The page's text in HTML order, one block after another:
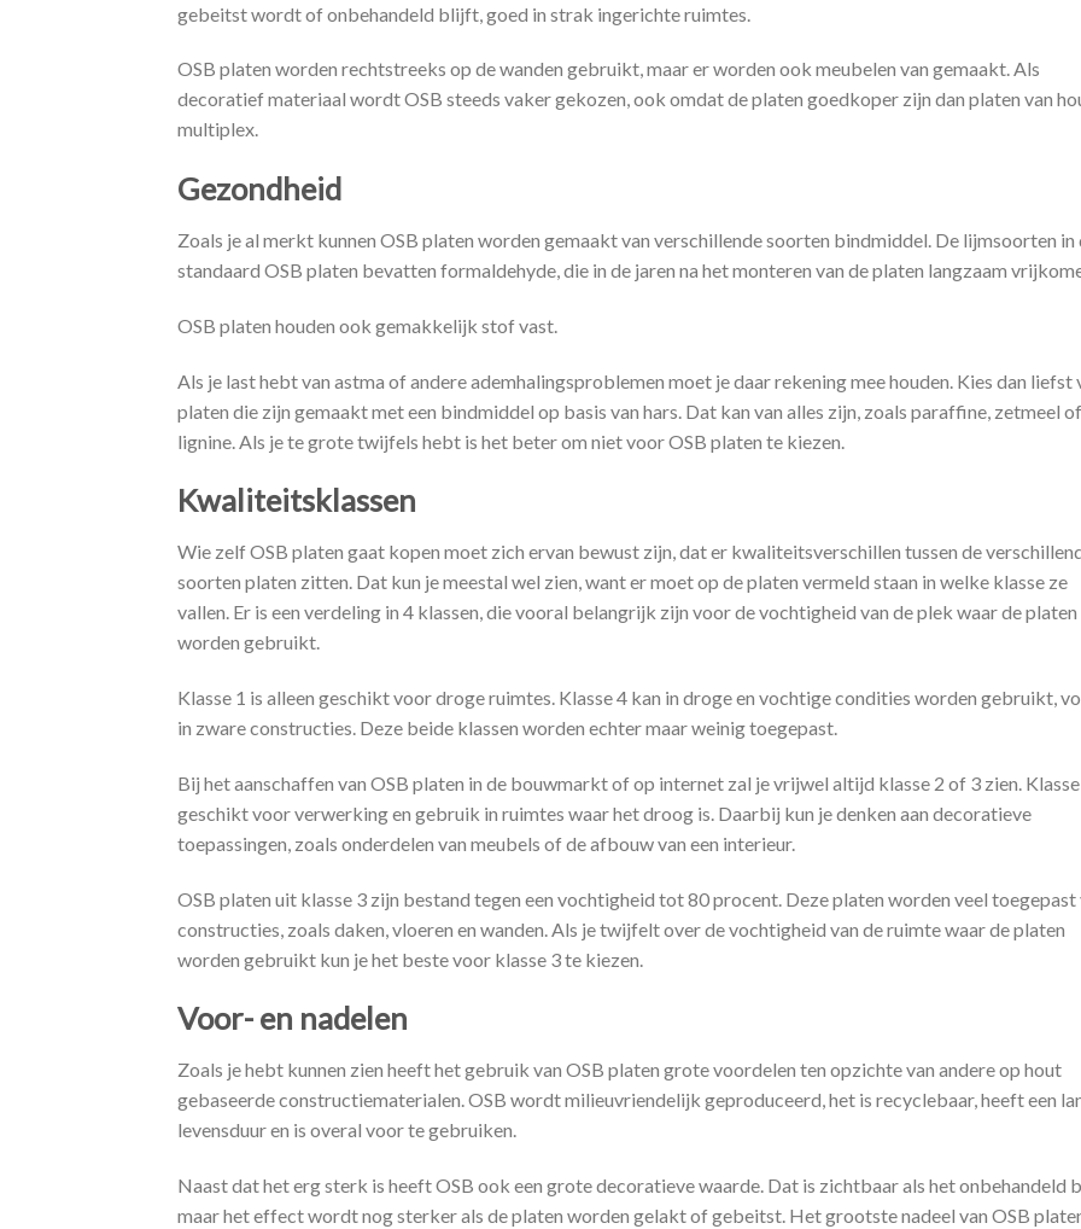
gebeitst wordt of onbehandeld blijft, goed in strak ingerichte ruimtes.
OSB platen worden rechtstreeks op de wanden gebruikt, maar er worden ook meubelen van gemaakt. Als
decoratief materiaal wordt OSB steeds vaker gekozen, ook omdat de platen goedkoper zijn dan platen van
multiplex.
Gezondheid
Zoals je al merkt kunnen OSB platen worden gemaakt van verschillende soorten bindmiddel. De lijmsoorten in
standaard OSB platen bevatten formaldehyde, die in de jaren na het monteren van de platen langzaam
OSB platen houden ook gemakkelijk stof vast.
Als je last hebt van astma of andere ademhalingsproblemen moet je daar rekening mee houden. Kies dan liefst
platen die zijn gemaakt met een bindmiddel op basis van hars. Dat kan van alles zijn, zoals paraffine, zetmeel of
lignine. Als je te grote twijfels hebt is het beter om niet voor OSB platen te kiezen.
Kwaliteitsklassen
Wie zelf OSB platen gaat kopen moet zich ervan bewust zijn, dat er kwaliteitsverschillen tussen de
soorten platen zitten. Dat kun je meestal wel zien, want er moet op de platen vermeld staan in welke klasse ze
vallen. Er is een verdeling in 4 klassen, die vooral belangrijk zijn voor de vochtigheid van de plek waar de platen
worden gebruikt.
Klasse 1 is alleen geschikt voor droge ruimtes. Klasse 4 kan in droge en vochtige condities worden gebruikt,
in zware constructies. Deze beide klassen worden echter maar weinig toegepast.
Bij het aanschaffen van OSB platen in de bouwmarkt of op internet zal je vrijwel altijd klasse 2 of 3 zien.
geschikt voor verwerking en gebruik in ruimtes waar het droog is. Daarbij kun je denken aan decoratieve
toepassingen, zoals onderdelen van meubels of de afbouw van een interieur.
OSB platen uit klasse 3 zijn bestand tegen een vochtigheid tot 80 procent. Deze platen worden veel
constructies, zoals daken, vloeren en wanden. Als je twijfelt over de vochtigheid van de ruimte waar de platen
worden gebruikt kun je het beste voor klasse 3 te kiezen.
Voor- en nadelen
Zoals je hebt kunnen zien heeft het gebruik van OSB platen grote voordelen ten opzichte van andere op hout
gebaseerde constructiematerialen. OSB wordt milieuvriendelijk geproduceerd, het is recyclebaar, heeft een
levensduur en is overal voor te gebruiken.
Naast dat het erg sterk is heeft OSB ook een grote decoratieve waarde. Dat is zichtbaar als het onbehandeld
maar het effect wordt nog sterker als de platen worden gelakt of gebeitst. Het grootste nadeel van OSB